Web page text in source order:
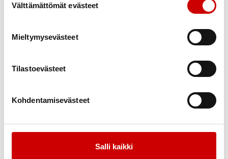
Välttämättömät evästeet
Mieltymysevästeet
Tilastoevästeet
Kohdentamisevästeet
Salli kaikki
erika.mantyla@pieniele.fi
www.facebook.com/pieniele
suomalaisten pitkäaikaissairaiden ja vammaisten